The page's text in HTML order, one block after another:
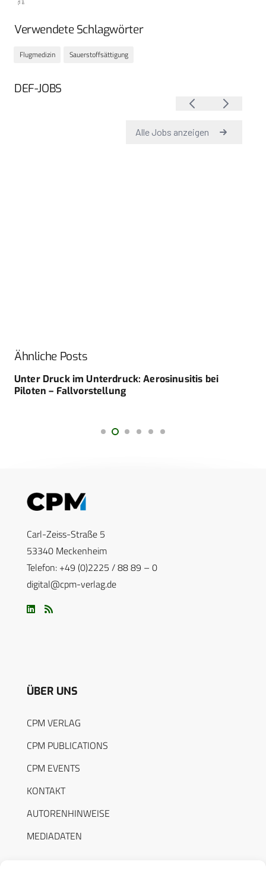
Verwendete Schlagwörter
Flugmedizin Sauerstoffsättigung
DEF-JOBS
Ähnliche Posts
Unter Druck im Unterdruck: Aerosinusitis bei
Piloten – Fallvorstellung
Carl-Zeiss-Straße 5
53340 Meckenheim
Telefon: +49 (0)2225 / 88 89 – 0
digital@cpm-verlag.de
ÜBER UNS
CPM VERLAG
CPM PUBLICATIONS
CPM EVENTS
KONTAKT
AUTORENHINWEISE
MEDIADATEN